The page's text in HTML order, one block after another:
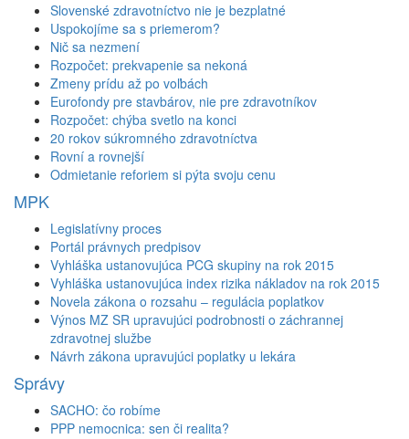
Slovenské zdravotníctvo nie je bezplatné
Uspokojíme sa s priemerom?
Nič sa nezmení
Rozpočet: prekvapenie sa nekoná
Zmeny prídu až po voľbách
Eurofondy pre stavbárov, nie pre zdravotníkov
Rozpočet: chýba svetlo na konci
20 rokov súkromného zdravotníctva
Rovní a rovnejší
Odmietanie reforiem si pýta svoju cenu
MPK
Legislatívny proces
Portál právnych predpisov
Vyhláška ustanovujúca PCG skupiny na rok 2015
Vyhláška ustanovujúca index rizika nákladov na rok 2015
Novela zákona o rozsahu – regulácia poplatkov
Výnos MZ SR upravujúci podrobnosti o záchrannej
zdravotnej službe
Návrh zákona upravujúci poplatky u lekára
Správy
SACHO: čo robíme
PPP nemocnica: sen či realita?